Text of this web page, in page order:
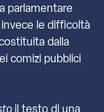
parlamentare
le difficoltà
dalla
comizi pubblici